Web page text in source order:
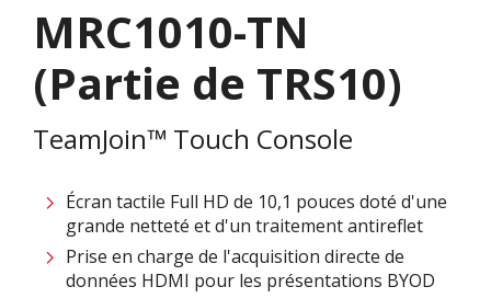
MRC1010-TN
(Partie de TRS10)
TeamJoin™ Touch Console
Écran tactile Full HD de 10,1 pouces doté d'une
grande netteté et d'un traitement antireflet
Prise en charge de l'acquisition directe de
données HDMI pour les présentations BYOD